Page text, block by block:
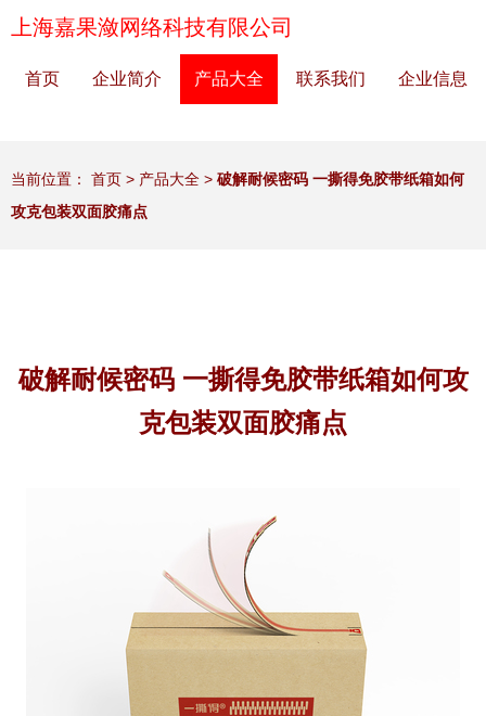
上海嘉果潋网络科技有限公司
首页 企业简介 产品大全 联系我们 企业信息
当前位置： 首页 > 产品大全 > 破解耐候密码 一撕得免胶带纸箱如何
攻克包装双面胶痛点
破解耐候密码 一撕得免胶带纸箱如何攻
克包装双面胶痛点